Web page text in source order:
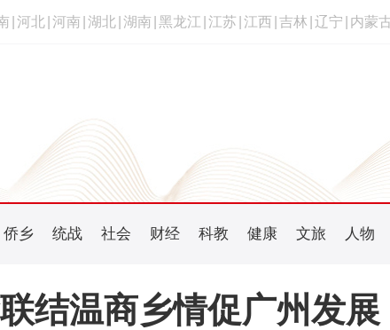
河北 河南 湖北 湖南 黑龙江 江苏 江西 吉林 辽宁 内蒙
侨乡 统战 社会 财经 科教 健康 文旅 人物
结温商乡情促广州发展